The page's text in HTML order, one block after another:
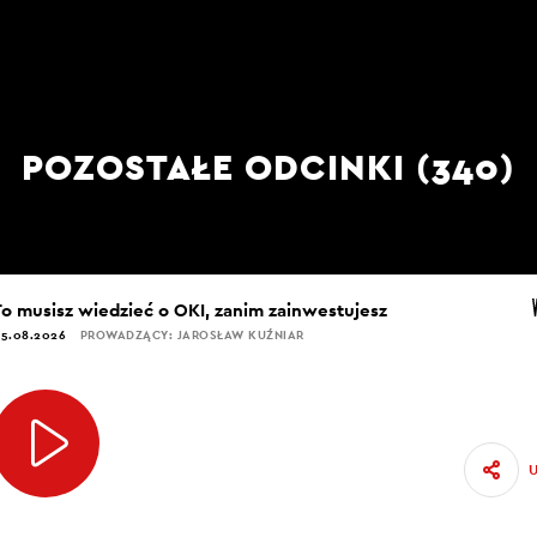
POZOSTAŁE ODCINKI (340)
musisz wiedzieć o OKI, zanim zainwestujesz
PROWADZĄCY: JAROSŁAW KUŹNIAR